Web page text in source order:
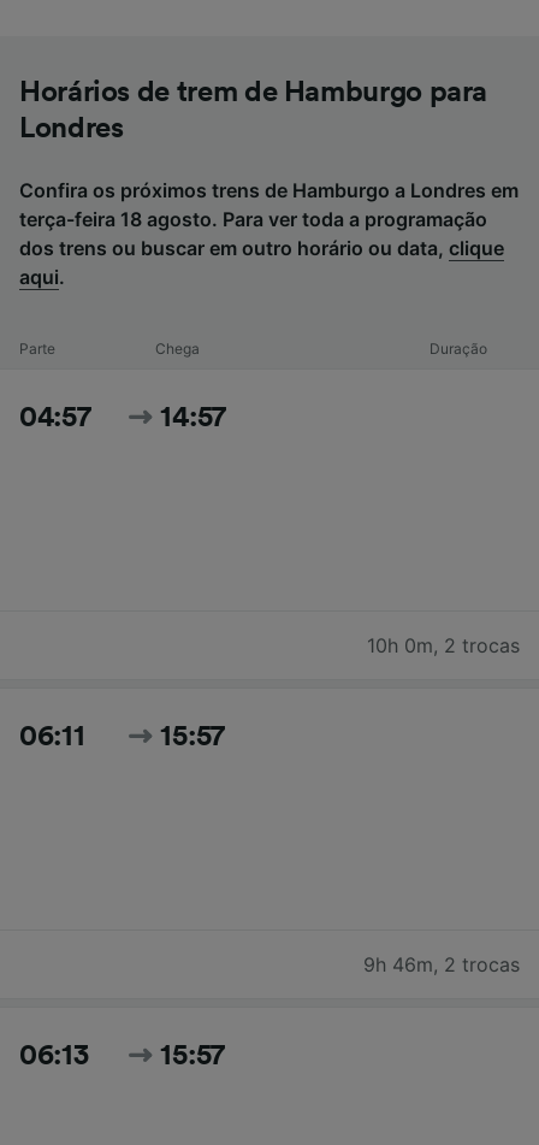
Horários de trem de Hamburgo para
Londres
Confira os próximos trens de Hamburgo a Londres em
terça-feira 18 agosto. Para ver toda a programação
dos trens ou buscar em outro horário ou data, clique
aqui.
Parte Chega Duração
04:57 14:57
10h 0m, 2 trocas
06:11 15:57
9h 46m, 2 trocas
06:13 15:57